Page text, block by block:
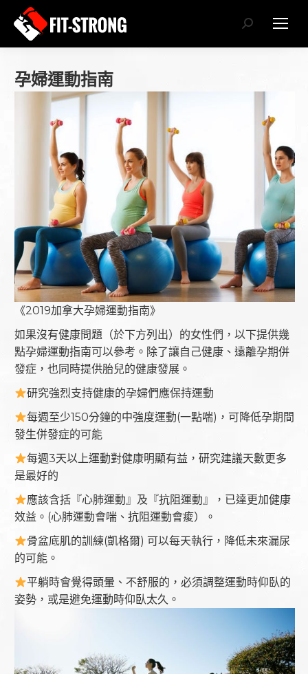
Search:
孕婦運動指南
《2019加拿大孕婦運動指南》
如果沒有健康問題（於下方列出）的女性們，以下提供幾
點孕婦運動指南可以參考。除了讓自己健康、遠離孕期併
發症，也同時提供胎兒的健康發展。
研究強烈支持健康的孕婦們應保持運動
每週至少150分鐘的中強度運動(一點喘)，可降低孕期間
發生併發症的可能
每週3天以上運動對健康明顯有益，研究建議天數更多
是最好的
應該含括『心肺運動』及『抗阻運動』，已達更加健康
效益。(心肺運動會喘、抗阻運動會痠）。
骨盆底肌的訓練(凱格爾) 可以每天執行，降低未來漏尿
的可能。
平躺時會覺得頭暈、不舒服的，必須調整運動時仰臥的
姿勢，或是避免運動時仰臥太久。